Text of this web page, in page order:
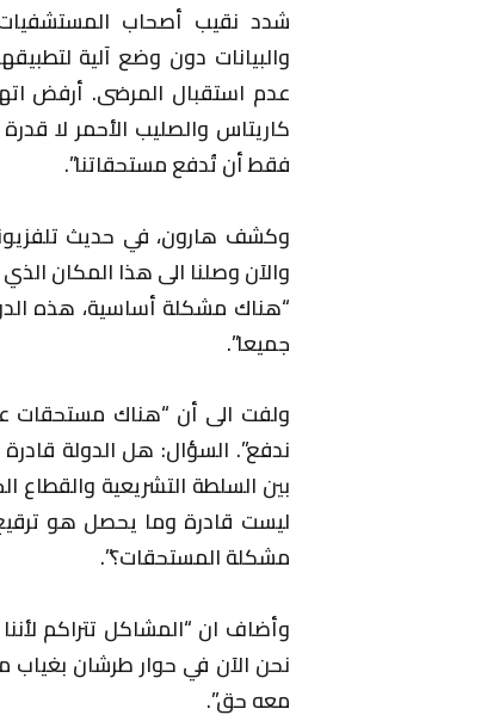
شدد نقيب أصحاب
والبيانات دون وضع آلية
عدم استقبال المرضى. أرفض
كاريتاس والصليب الأحمر لا
فقط أن تُدفع مستحقاتنا”.
وكشف هارون، في حديث
والآن وصلنا الى هذا المكان
“هناك مشكلة أساسية، هذه
جميعا”.
ندفع”. السؤال: هل الدولة
بين السلطة التشريعية
ليست قادرة وما يحصل هو
مشكلة المستحقات؟”.
وأضاف ان “المشاكل تتراكم
نحن الآن في حوار طرشان
معه حق”.